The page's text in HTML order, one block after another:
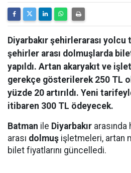
Diyarbakır şehirlerarası yolcu
şehirler arası dolmuşlarda
yapıldı. Artan akaryakıt ve
gerekçe gösterilerek 250 TL
yüzde 20 artırıldı. Yeni
itibaren 300 TL ödeyecek.
Batman ile Diyarbakır
arası dolmuş işletmeleri, artan
bilet fiyatlarını güncelledi.